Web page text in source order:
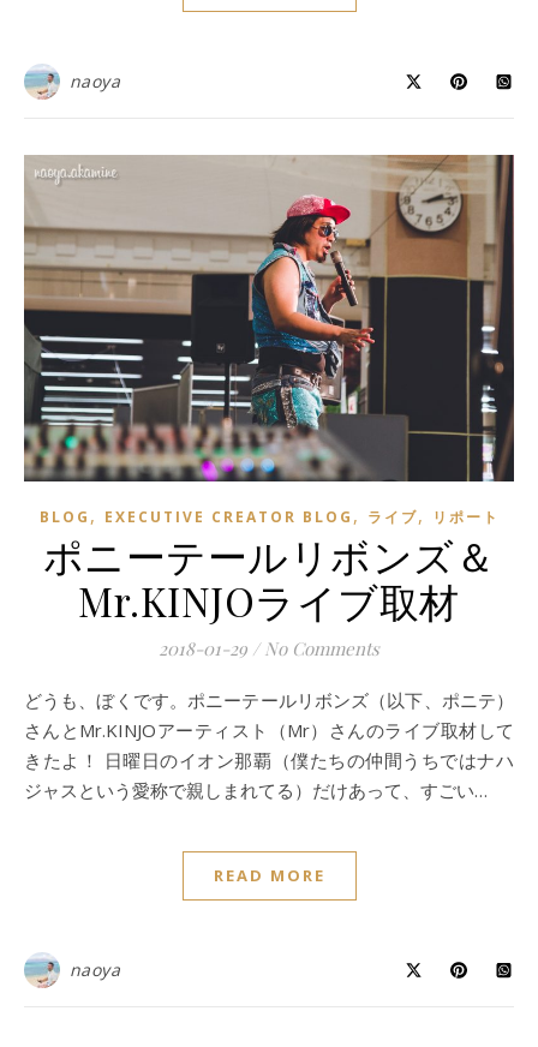
naoya
BLOG , EXECUTIVE CREATOR BLOG , ライブ, リポート
ポニーテールリボンズ＆
Mr.KINJOライブ取材
2018-01-29 / No Comments
どうも、ぼくです。ポニーテールリボンズ（以下、ポニテ）
さんとMr.KINJOアーティスト（Mr）さんのライブ取材して
きたよ！ 日曜日のイオン那覇（僕たちの仲間うちではナハ
ジャスという愛称で親しまれてる）だけあって、すごい…
READ MORE
naoya